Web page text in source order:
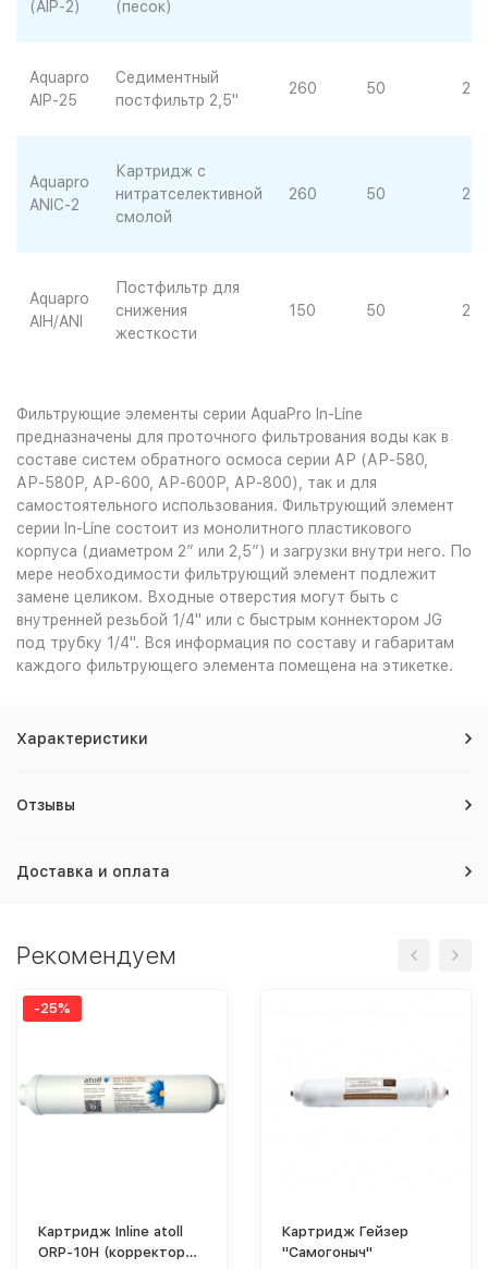
(AIP-2) (песок)
Aquapro
AIP-25
Седиментный
постфильтр 2,5"
260 50 25
Aquapro
ANIC-2
Картридж с
нитратселективной
смолой
260 50 25
Aquapro
AIH/ANI
Постфильтр для
снижения
жесткости
150 50 25
Фильтрующие элементы серии AquaPro In-Line
предназначены для проточного фильтрования воды как в
составе систем обратного осмоса серии АР (АР-580,
АР-580Р, АР-600, АР-600Р, АР-800), так и для
самостоятельного использования. Фильтрующий элемент
серии In-Line состоит из монолитного пластикового
корпуса (диаметром 2” или 2,5”) и загрузки внутри него. По
мере необходимости фильтрующий элемент подлежит
замене целиком. Входные отверстия могут быть с
внутренней резьбой 1/4" или с быстрым коннектором JG
под трубку 1/4". Вся информация по составу и габаритам
каждого фильтрующего элемента помещена на этикетке.
Характеристики
Отзывы
Доставка и оплата
Рекомендуем
-25%
Картридж Inline atoll
ORP-10H (корректор
Картридж Гейзер
"Самогоныч"